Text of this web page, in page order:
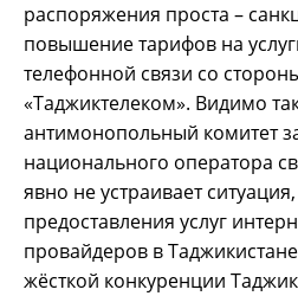
распоряжения проста –
повышение тарифов на
телефонной связи со
«Таджиктелеком». Видимо
антимонопольный комитет
национального оператора
явно не устраивает
предоставления услуг
провайдеров в
жёсткой конкуренции